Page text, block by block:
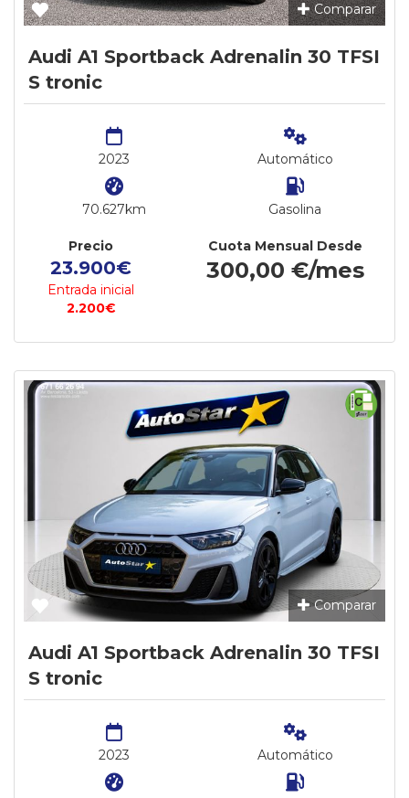
Comparar
Audi A1 Sportback Adrenalin 30 TFSI
S tronic
2023
70.627km
Automático
Gasolina
Precio
23.900€
Entrada inicial
2.200€
Cuota Mensual Desde
300,00 €/mes
Comparar
Audi A1 Sportback Adrenalin 30 TFSI
S tronic
2023 Automático